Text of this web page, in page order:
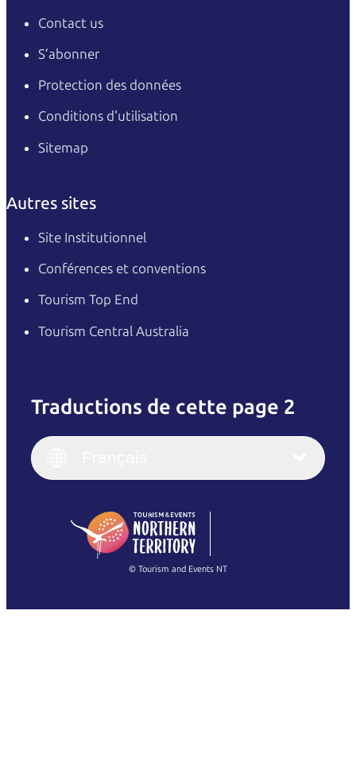
Contact us
S’abonner
Protection des données
Conditions d'utilisation
Sitemap
Autres sites
Site Institutionnel
Conférences et conventions
Tourism Top End
Tourism Central Australia
Traductions de cette page 2
English
(Singapore)
Français
Italiano
繁體中文
© Tourism and Events NT